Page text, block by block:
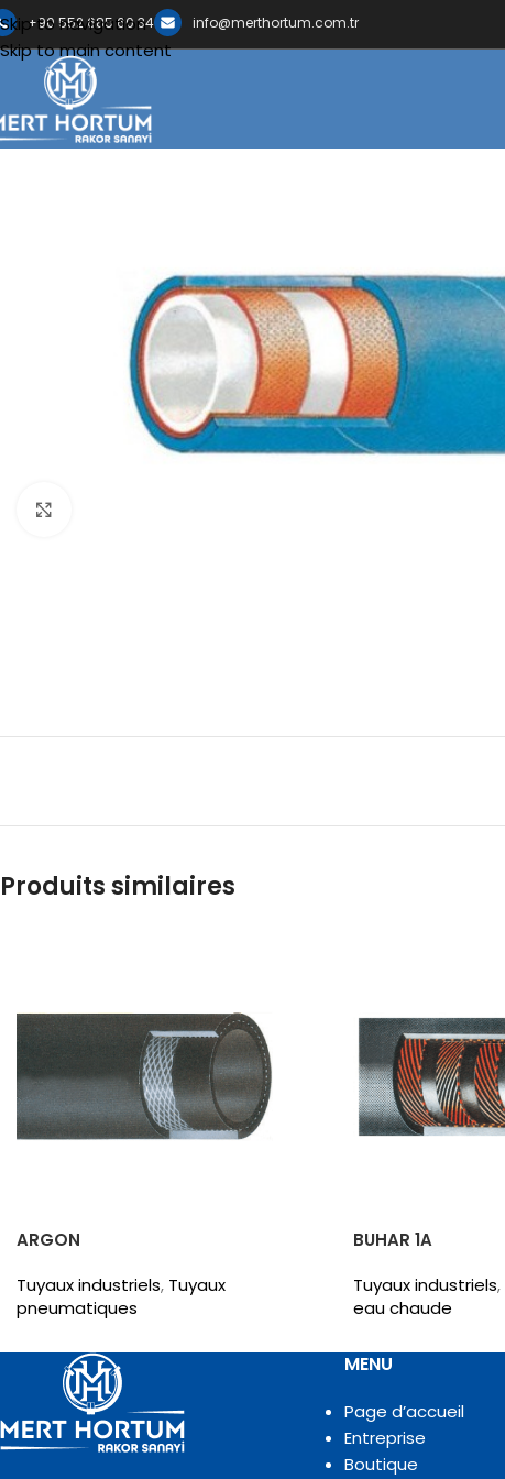
Skip to navigation
Skip to main content
+90 552 685 60 34 info@merthortum.com.tr
Produits similaires
ARGON
Tuyaux industriels, Tuyaux
pneumatiques
BUHAR 1A
Tuyaux industriels,
eau chaude
MENU
Page d’accueil
Entreprise
Boutique